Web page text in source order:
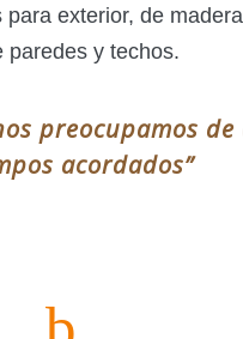
para exterior, de
paredes y techos.
preocupamos
acordados”